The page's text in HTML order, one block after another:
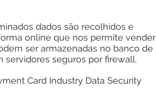
dados são recolhidos e
online que nos permite vender
ser armazenadas no banco de
servidores seguros por firewall.
Card Industry Data Security